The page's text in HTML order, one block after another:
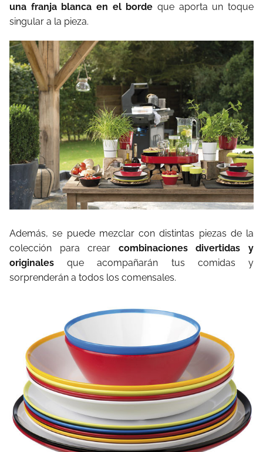
una franja blanca en el borde que aporta un toque
singular a la pieza.
Además, se puede mezclar con distintas piezas de la
colección para crear combinaciones divertidas y
originales que acompañarán tus comidas y
sorprenderán a todos los comensales.